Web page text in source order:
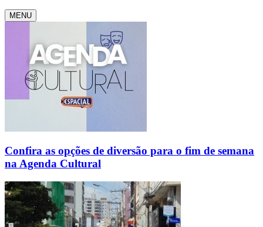
MENU
Confira as opções de diversão para o fim de semana
na Agenda Cultural